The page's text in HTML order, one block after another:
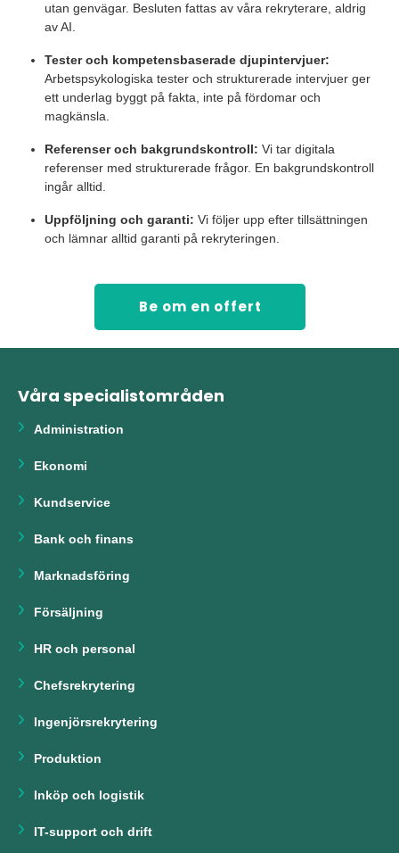
utan genvägar. Besluten fattas av våra rekryterare, aldrig
av AI.
Tester och kompetensbaserade djupintervjuer:
Arbetspsykologiska tester och strukturerade intervjuer ger
ett underlag byggt på fakta, inte på fördomar och
magkänsla.
Referenser och bakgrundskontroll: Vi tar digitala
referenser med strukturerade frågor. En bakgrundskontroll
ingår alltid.
Uppföljning och garanti: Vi följer upp efter tillsättningen
och lämnar alltid garanti på rekryteringen.
Be om en offert
Våra specialistområden
Administration
Ekonomi
Kundservice
Bank och finans
Marknadsföring
Försäljning
HR och personal
Chefsrekrytering
Ingenjörsrekrytering
Produktion
Inköp och logistik
IT-support och drift